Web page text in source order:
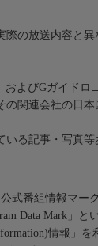
際の放送内容と異
およびGガイドロ
の関連会社の日
いる記事・写真
式番組情報マーク
Data Mark」と
情報」を